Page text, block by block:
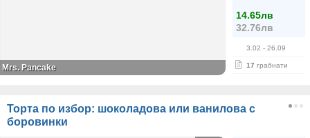
14.65лв
32.76лв
3.02 - 26.09
17 грабнати
Mrs. Pancake
Торта по избор: шоколадова или ванилова с
боровинки